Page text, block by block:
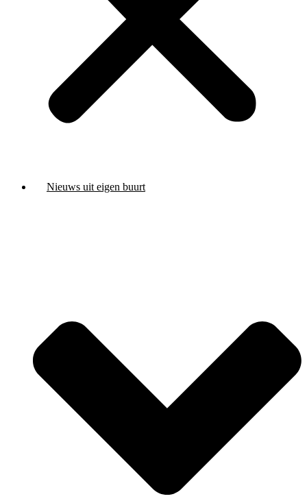
Nieuws uit eigen buurt